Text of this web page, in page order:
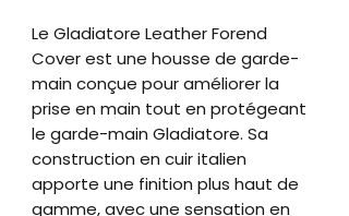
Le Gladiatore Leather Forend
Cover est une housse de garde-
main conçue pour améliorer la
prise en main tout en protégeant
le garde-main Gladiatore. Sa
construction en cuir italien
apporte une finition plus haut de
gamme, avec une sensation en